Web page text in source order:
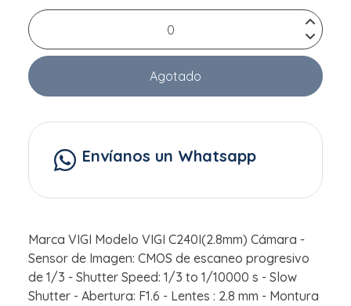
Agotado
Envíanos un Whatsapp
Marca VIGI Modelo VIGI C240I(2.8mm) Cámara -
Sensor de Imagen: CMOS de escaneo progresivo
de 1/3 - Shutter Speed: 1/3 to 1/10000 s - Slow
Shutter - Abertura: F1.6 - Lentes : 2.8 mm - Montura